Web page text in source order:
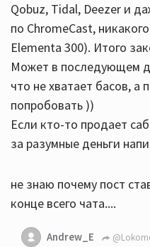
Qobuz, Tidal, Deezer и
по ChromeCast,
Elementa 300). Итого
Может в последующем
что не хватает басов, а
попробовать ))
Если кто-то продает
за разумные деньги
не знаю почему пост
конце всего чата....
Andrew_E